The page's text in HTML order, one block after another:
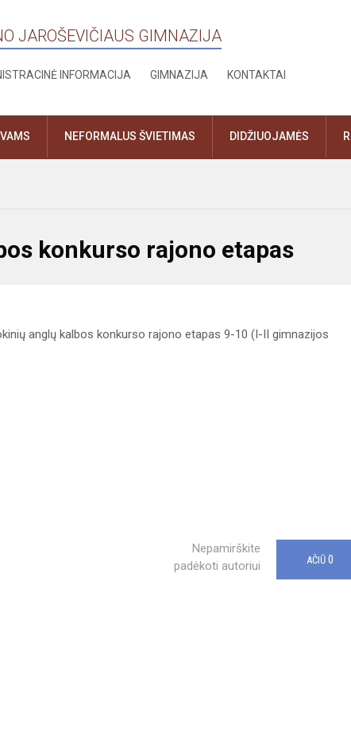
JAROŠEVIČIAUS GIMNAZIJA
INFORMACIJA GIMNAZIJA KONTAKTAI
NEFORMALUS ŠVIETIMAS DIDŽIUOJAMĖS
konkurso rajono etapas
anglų kalbos konkurso rajono etapas 9-10 (I-II gimnazijos
Nepamirškite
padėkoti autoriui
AČIŪ 0